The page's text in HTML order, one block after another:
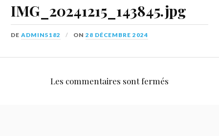
IMG_20241215_143845.jpg
DEADMIN5182 ON28 DÉCEMBRE 2024
Les commentaires sont fermés